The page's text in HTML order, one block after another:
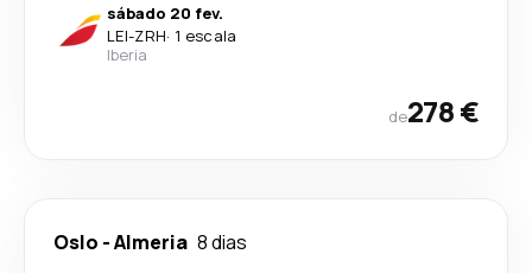
sábado 20 fev.
LEI-ZRH· 1 escala
Iberia
de278 €
Oslo -Almeria 8 dias